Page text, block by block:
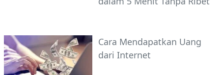
Cara Mendapatkan Uang
dari Internet